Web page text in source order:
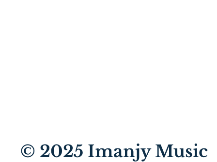
© 2025 Imanjy Music